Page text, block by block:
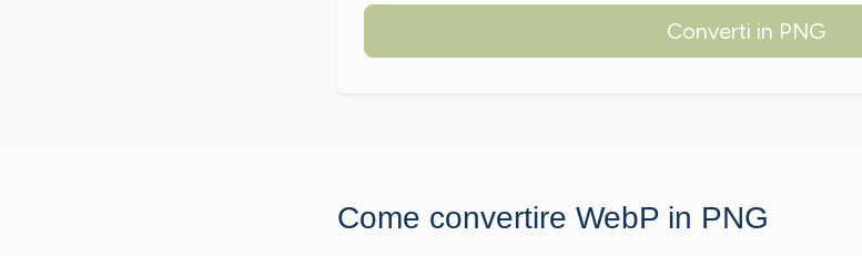
Converti in PNG
Come convertire WebP in PNG